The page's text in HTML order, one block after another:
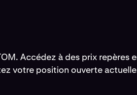
Accédez à des prix repères
votre position ouverte